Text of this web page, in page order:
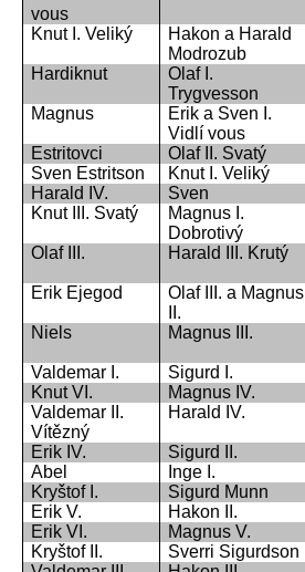
vous
Knut I. Veliký
Hakon a Harald
Modrozub
Hardiknut
Olaf I.
Trygvesson
Magnus
Erik a Sven I.
Vidlí vous
Estritovci
Olaf II. Svatý
Sven Estritson
Knut I. Veliký
Harald IV.
Sven
Knut III. Svatý
Magnus I.
Dobrotivý
Olaf III. Harald III. Krutý
Erik Ejegod
Olaf III. a Magnus
II.
Niels
Magnus III.
Valdemar I.
Sigurd I.
Knut VI.
Magnus IV.
Valdemar II.
Vítězný
Harald IV.
Erik IV. Sigurd II.
Abel
Inge I.
Kryštof I.
Sigurd Munn
Erik V.
Hakon II.
Erik VI.
Magnus V.
Kryštof II.
Sverri Sigurdson